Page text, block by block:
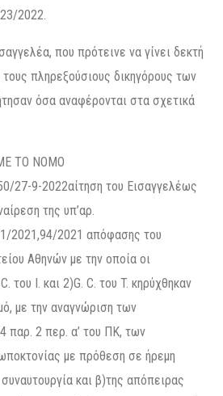
2022.
που πρότεινε να γίνει δεκτή
πληρεξούσιους δικηγόρους των
όσα αναφέρονται στα σχετικά
ΤΟ ΝΟΜΟ
27-9-2022αίτηση του Εισαγγελέως
της υπ’αρ.
2021,94/2021 απόφασης του
Αθηνών με την οποία οι
του I. και 2)G. C. του T. κηρύχθηκαν
με την αναγνώριση των
παρ. 2 περ. α’ του ΠΚ, των
με πρόθεση σε ήρεμη
και β)της απόπειρας